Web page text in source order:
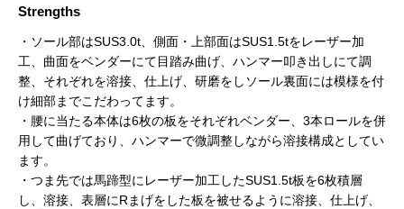
Strengths
・ソール部はSUS3.0t、側面・上部面はSUS1.5tをレーザー加
工、曲面をベンダーにて目踏み曲げ、ハンマー叩き出しにて調
整、それぞれを溶接、仕上げ、研磨をしソール裏面には模様を付
け細部までこだわってます。
・腰に当たる本体は6枚の板をそれぞれベンダー、3本ロールを併
用して曲げており、ハンマーで微調整しながら溶接構成としてい
ます。
・つま先では馬蹄型にレーザー加工したSUS1.5t板を6枚積層
し、溶接、表層にRまげをした板を被せるように溶接、仕上げ、